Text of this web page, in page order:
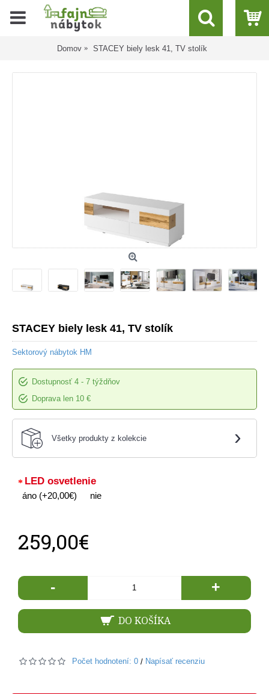
Domov STACEY biely lesk 41, TV stolík
STACEY biely lesk 41, TV stolík
Sektorový nábytok HM
Dostupnosť 4 - 7 týždňov
Doprava len 10 €
Všetky produkty z kolekcie ›
LED osvetlenie
áno (+20,00€) nie
259,00€
- +
DO KOŠÍKA
Počet hodnotení: 0 / Napísať recenziu